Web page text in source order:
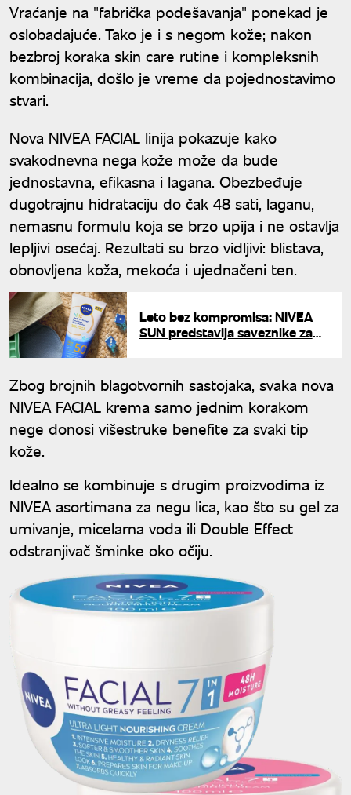
Vraćanje na "fabrička podešavanja" ponekad je
oslobađajuće. Tako je i s negom kože; nakon
bezbroj koraka skin care rutine i kompleksnih
kombinacija, došlo je vreme da pojednostavimo
stvari.
Nova NIVEA FACIAL linija pokazuje kako
svakodnevna nega kože može da bude
jednostavna, efikasna i lagana. Obezbeđuje
dugotrajnu hidrataciju do čak 48 sati, laganu,
nemasnu formulu koja se brzo upija i ne ostavlja
lepljivi osećaj. Rezultati su brzo vidljivi: blistava,
obnovljena koža, mekoća i ujednačeni ten.
Leto bez kompromisa: NIVEA
SUN predstavlja saveznike za
Zbog brojnih blagotvornih sastojaka, svaka nova
NIVEA FACIAL krema samo jednim korakom
nege donosi višestruke benefite za svaki tip
kože.
Idealno se kombinuje s drugim proizvodima iz
NIVEA asortimana za negu lica, kao što su gel za
umivanje, micelarna voda ili Double Effect
odstranjivač šminke oko očiju.